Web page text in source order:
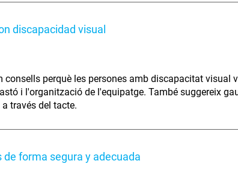
discapacidad visual
consells perquè les persones amb discapacitat visual
i l'organització de l'equipatge. També suggereix
través del tacte.
forma segura y adecuada